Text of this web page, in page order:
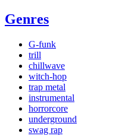
Genres
G-funk
trill
chillwave
witch-hop
trap metal
instrumental
horrorcore
underground
swag rap